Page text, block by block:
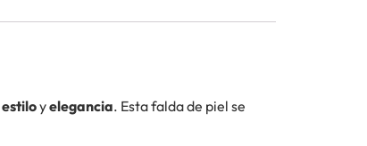
estiloyelegancia. Esta falda de piel se